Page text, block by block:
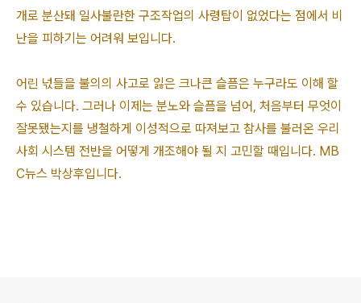
개로 분산돼 일사불란한 구조작업의 사령탑이 없었다는 점에서 비
난을 피하기는 어려워 보입니다.
어린 넋들을 불의의 사고로 잃은 크나큰 슬픔은 누구라도 이해 할
수 있습니다. 그러나 이제는 분노와 슬픔을 넘어, 처음부터 무엇이
잘못됐는지를 냉철하게 이성적으로 따져보고 참사를 불러온 우리
사회 시스템 전반을 어떻게 개조해야 될 지 고민할 때입니다. MB
C뉴스 박상후입니다.